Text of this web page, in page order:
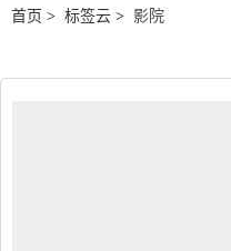
首页 > 标签云 > 影院